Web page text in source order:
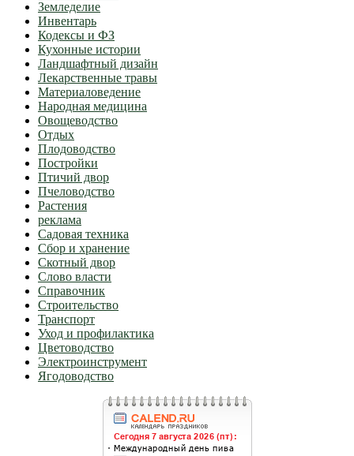
Земледелие
Инвентарь
Кодексы и ФЗ
Кухонные истории
Ландшафтный дизайн
Лекарственные травы
Материаловедение
Народная медицина
Овощеводство
Отдых
Плодоводство
Постройки
Птичий двор
Пчеловодство
Растения
реклама
Садовая техника
Сбор и хранение
Скотный двор
Слово власти
Справочник
Строительство
Транспорт
Уход и профилактика
Цветоводство
Электроинструмент
Ягодоводство